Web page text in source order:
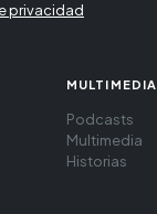
privacidad
MULTIMEDIA
Podcasts
Multimedia
Historias